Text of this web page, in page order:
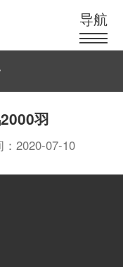
导航
羽
2020-07-10